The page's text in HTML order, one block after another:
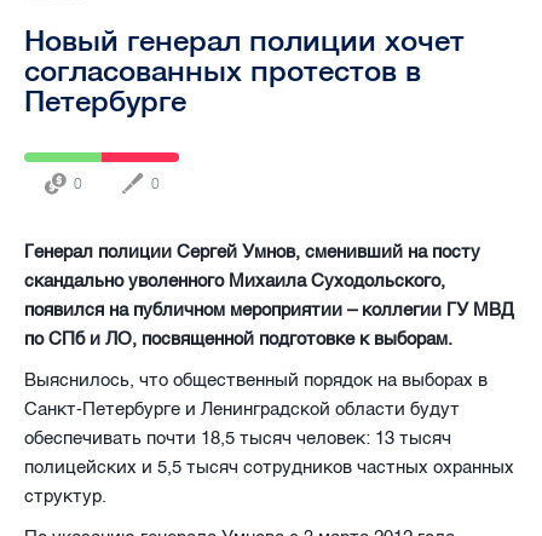
Новый генерал полиции хочет
согласованных протестов в
Петербурге
0 0
Генерал полиции Сергей Умнов, сменивший на посту
скандально уволенного Михаила Суходольского,
появился на публичном мероприятии – коллегии ГУ МВД
по СПб и ЛО, посвященной подготовке к выборам.
Выяснилось, что общественный порядок на выборах в
Санкт-Петербурге и Ленинградской области будут
обеспечивать почти 18,5 тысяч человек: 13 тысяч
полицейских и 5,5 тысяч сотрудников частных охранных
структур.